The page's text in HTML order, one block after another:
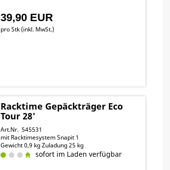
39,90 EUR
pro Stk (inkl. MwSt.)
Racktime Gepäckträger Eco
Tour 28'
Art.Nr. 545531
mit Racktimesystem Snapit 1
Gewicht 0,9 kg Zuladung 25 kg
sofort im Laden verfügbar